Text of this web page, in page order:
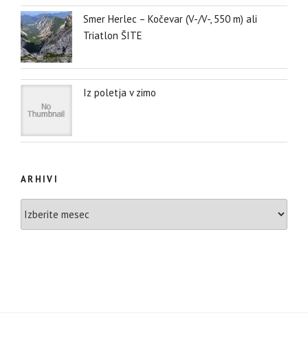
Smer Herlec – Kočevar (V-/V-, 550 m) ali
Triatlon ŠITE
Iz poletja v zimo
ARHIVI